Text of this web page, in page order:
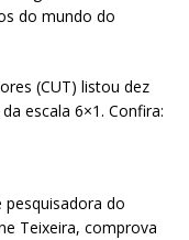
do mundo do
(CUT) listou dez
escala 6×1. Confira:
pesquisadora do
Teixeira, comprova